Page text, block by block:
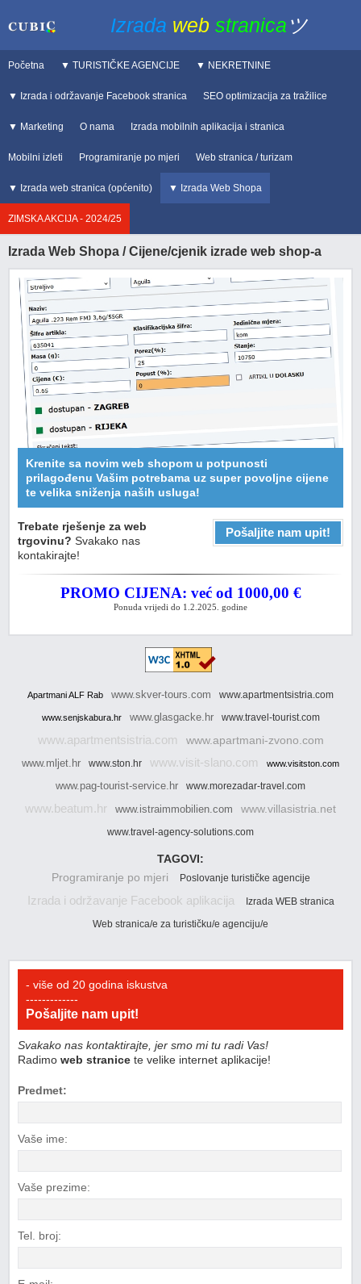
Izrada web stranica ツ
Početna ▼ TURISTIČKE AGENCIJE ▼ NEKRETNINE
▼ Izrada i održavanje Facebook stranica SEO optimizacija za tražilice
▼ Marketing O nama Izrada mobilnih aplikacija i stranica
Mobilni izleti Programiranje po mjeri Web stranica / turizam
▼ Izrada web stranica (općenito) ▼ Izrada Web Shopa
ZIMSKA AKCIJA - 2024/25
Izrada Web Shopa / Cijene/cjenik izrade web shop-a
Krenite sa novim web shopom u potpunosti
prilagođenu Vašim potrebama uz super povoljne cijene
te velika sniženja naših usluga!
Pošaljite nam upit!
Trebate rješenje za web
trgovinu? Svakako nas
kontakirajte!
PROMO CIJENA: već od 1000,00 €
Ponuda vrijedi do 1.2.2025. godine
Apartmani ALF Rab www.skver-tours.com www.apartmentsistria.com
www.senjskabura.hr www.glasgacke.hr www.travel-tourist.com
www.apartmentsistria.com www.apartmani-zvono.com
www.mljet.hr www.ston.hr www.visit-slano.com www.visitston.com
www.pag-tourist-service.hr www.morezadar-travel.com
www.beatum.hr www.istraimmobilien.com www.villasistria.net
www.travel-agency-solutions.com
TAGOVI:
Programiranje po mjeri
Poslovanje turističke agencije
Izrada i održavanje Facebook aplikacija
Izrada WEB stranica
Web stranica/e za turističku/e agenciju/e
- više od 20 godina iskustva
-------------
Pošaljite nam upit!
Svakako nas kontaktirajte, jer smo mi tu radi Vas!
Radimo web stranice te velike internet aplikacije!
Predmet:
Vaše ime:
Vaše prezime:
Tel. broj: